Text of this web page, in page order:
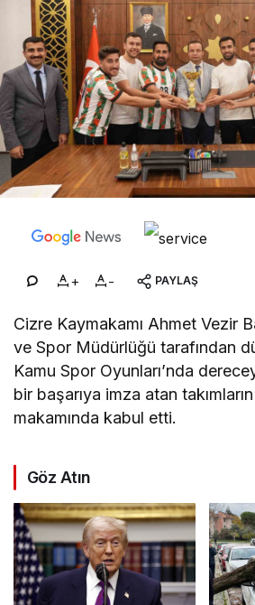
+ - PAYLAŞ
Cizre Kaymakamı Ahmet Vezir
ve Spor Müdürlüğü tarafından
Kamu Spor Oyunları’nda
bir başarıya imza atan takımların
makamında kabul etti.
Göz Atın